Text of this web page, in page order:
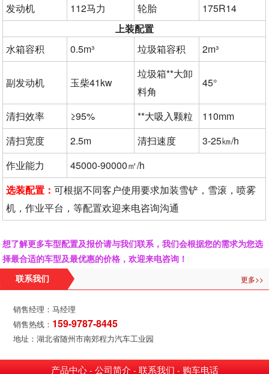
发动机 112马力 轮胎
175R14
上装配置
水箱容积
0.5m³ 垃圾箱容积 2m³
副发动机 玉柴41kw
垃圾箱**大卸
料角
45°
清扫效率 ≥95% **大吸入颗粒
110mm
清扫宽度
2.5m 清扫速度
3-25㎞/h
作业能力
45000-90000㎡/h
选装配置：可根据不同客户使用要求加装雪铲，雪滚，喷雾
机，作业平台，等配置欢迎来电咨询沟通
想了解更多车型配置及报价请与我们联系，我们会根据您的需求为您选
择最合适的车型及最优惠的价格，欢迎来电咨询！
联系我们 更多>>
销售经理：马经理
销售热线： 159-9787-8445
地址：湖北省随州市南郊程力汽车工业园
产品中心- 公司简介 - 联系我们 - 购车电话